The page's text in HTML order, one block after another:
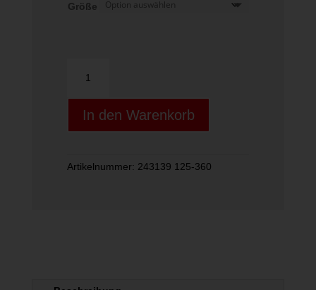
Größe
POWER
Set
1,25mm
Menge
In den Warenkorb
Artikelnummer: 243139 125-360